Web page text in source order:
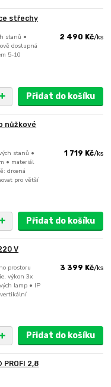
střechy
stanů •
dostupná
5-10
2 490 Kč/ks
Přidat do košíku
nůžkové
stanů •
• materiál
drcená
pro větší
1 719 Kč/ks
Přidat do košíku
V
prostoru
výkon 3x
lamp • IP
3 399 Kč/ks
Přidat do košíku
2,8